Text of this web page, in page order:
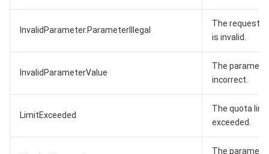
InvalidParameter.ParameterIllegal
The request
is invalid.
InvalidParameterValue
The
incorrect.
LimitExceeded
The quota
exceeded.
The